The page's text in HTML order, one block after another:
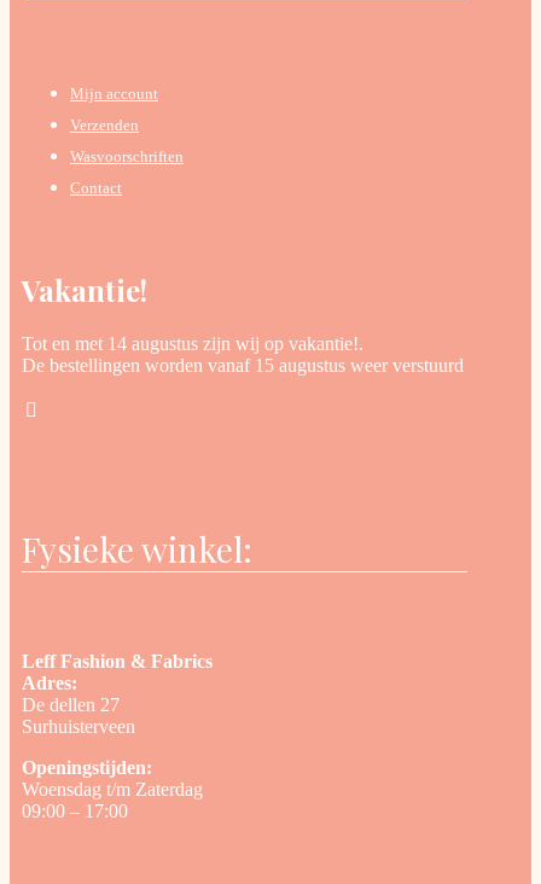
Mijn account
Verzenden
Wasvoorschriften
Contact
Vakantie!
Tot en met 14 augustus zijn wij op vakantie!.
De bestellingen worden vanaf 15 augustus weer verstuurd
Fysieke winkel:
Leff Fashion & Fabrics
Adres:
De dellen 27
Surhuisterveen
Openingstijden:
Woensdag t/m Zaterdag
09:00 – 17:00